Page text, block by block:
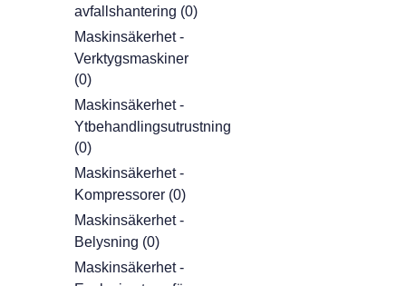
avfallshantering (0)
Maskinsäkerhet -
Verktygsmaskiner
(0)
Maskinsäkerhet -
Ytbehandlingsutrustning
(0)
Maskinsäkerhet -
Kompressorer (0)
Maskinsäkerhet -
Belysning (0)
Maskinsäkerhet -